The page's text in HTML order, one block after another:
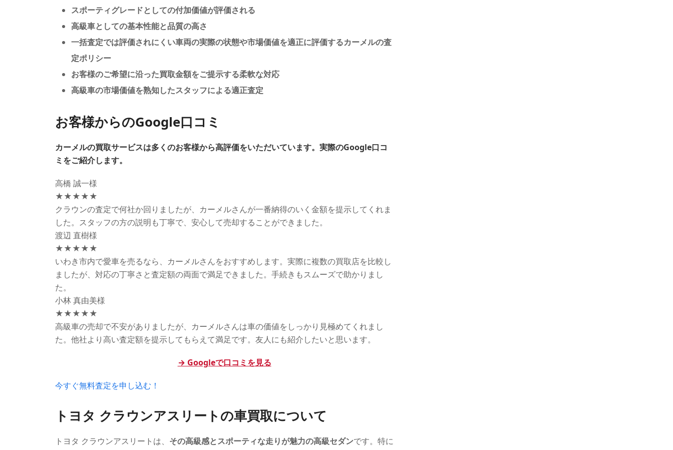
スポーティグレードとしての付加価値が評価される
高級車としての基本性能と品質の高さ
一括査定では評価されにくい車両の実際の状態や市場価値を適正に評価するカーメルの査
定ポリシー
お客様のご希望に沿った買取金額をご提示する柔軟な対応
高級車の市場価値を熟知したスタッフによる適正査定
お客様からのGoogle口コミ
カーメルの買取サービスは多くのお客様から高評価をいただいています。実際のGoogle口コ
ミをご紹介します。
高橋 誠一様
★★★★★
クラウンの査定で何社か回りましたが、カーメルさんが一番納得のいく金額を提示してくれま
した。スタッフの方の説明も丁寧で、安心して売却することができました。
渡辺 直樹様
★★★★★
いわき市内で愛車を売るなら、カーメルさんをおすすめします。実際に複数の買取店を比較し
ましたが、対応の丁寧さと査定額の両面で満足できました。手続きもスムーズで助かりまし
た。
小林 真由美様
★★★★★
高級車の売却で不安がありましたが、カーメルさんは車の価値をしっかり見極めてくれまし
た。他社より高い査定額を提示してもらえて満足です。友人にも紹介したいと思います。
→ Googleで口コミを見る
今すぐ無料査定を申し込む！
トヨタ クラウンアスリートの車買取について
トヨタ クラウンアスリートは、 その高級感とスポーティな走りが魅力の高級セダンです。特に